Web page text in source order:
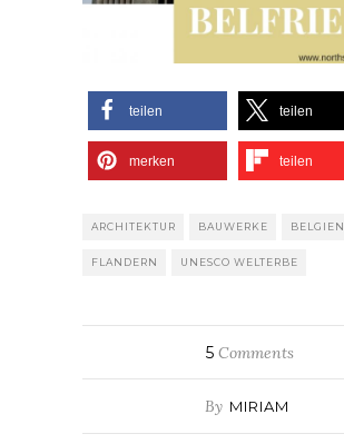
teilen teilen
merken teilen
ARCHITEKTUR BAUWERKE BELGIEN
FLANDERN UNESCO WELTERBE
5Comments
By MIRIAM